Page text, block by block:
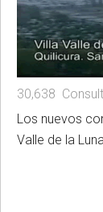
30,638
Los nuevos
Valle de la